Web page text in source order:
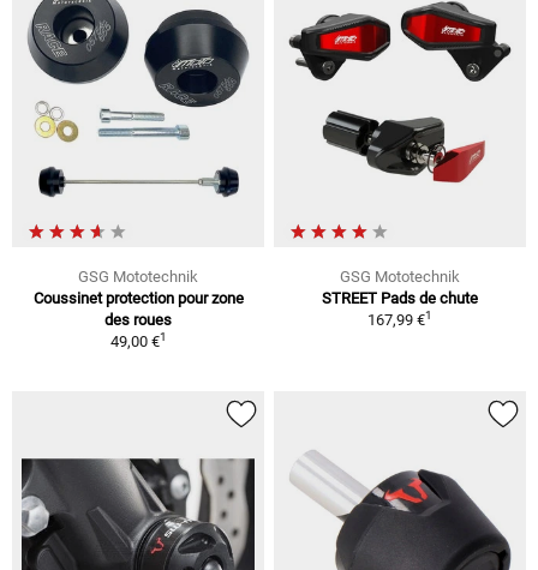
GSG Mototechnik
Coussinet protection pour zone
des roues
49,00 €1
GSG Mototechnik
STREET Pads de chute
167,99 €1